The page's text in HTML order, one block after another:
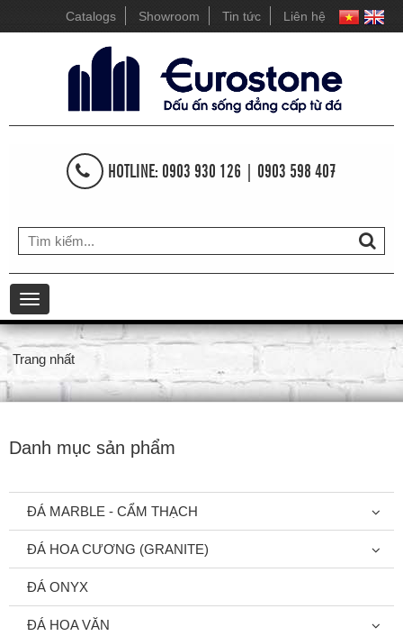
Catalogs Showroom Tin tức Liên hệ
HOTLINE: 0903 930 126 | 0903 598 407
Toggle
navigation
Trang nhất
Danh mục sản phẩm
ĐÁ MARBLE - CẨM THẠCH
ĐÁ HOA CƯƠNG (GRANITE)
ĐÁ ONYX
ĐÁ HOA VĂN